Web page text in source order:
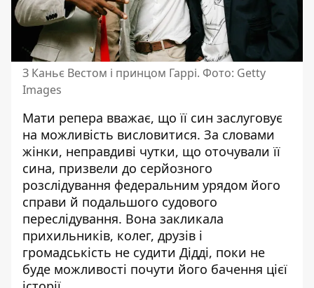
З Каньє Вестом і принцом Гаррі. Фото: Getty
Images
Мати репера вважає, що її син заслуговує
на можливість висловитися. За словами
жінки, неправдиві чутки, що оточували її
сина, призвели до серйозного
розслідування федеральним урядом його
справи й подальшого судового
переслідування. Вона закликала
прихильників, колег, друзів і
громадськість не судити Дідді, поки не
буде можливості почути його бачення цієї